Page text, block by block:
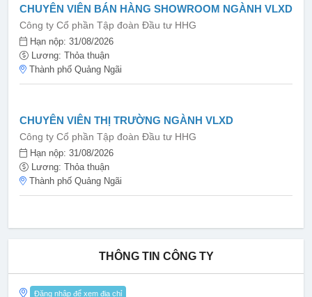
CHUYÊN VIÊN BÁN HÀNG SHOWROOM NGÀNH VLXD
Công ty Cổ phần Tập đoàn Đầu tư HHG
Hạn nộp: 31/08/2026
Lương: Thỏa thuận
Thành phố Quảng Ngãi
CHUYÊN VIÊN THỊ TRƯỜNG NGÀNH VLXD
Công ty Cổ phần Tập đoàn Đầu tư HHG
Hạn nộp: 31/08/2026
Lương: Thỏa thuận
Thành phố Quảng Ngãi
THÔNG TIN CÔNG TY
Đăng nhập để xem địa chỉ